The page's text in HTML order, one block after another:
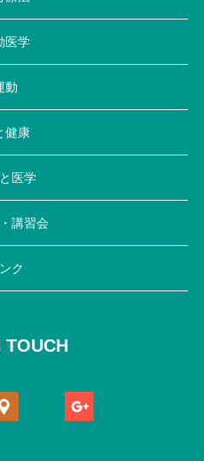
医学
動
健康
医学
講習会
ク
TOUCH